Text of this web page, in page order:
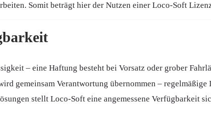
Somit beträgt hier der Nutzen einer Loco-Soft
– eine Haftung besteht bei Vorsatz oder grober
gemeinsam Verantwortung übernommen –
stellt Loco-Soft eine angemessene Verfügbarkeit